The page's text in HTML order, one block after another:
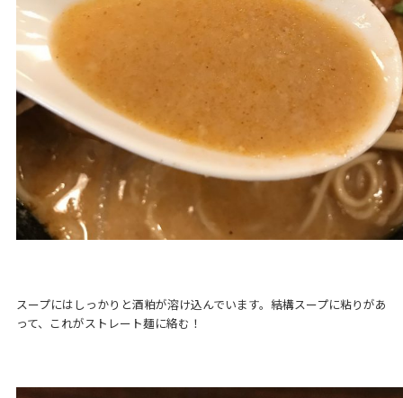
スープにはしっかりと酒粕が溶け込んでいます。結構スープに粘りがあ
って、これがストレート麺に絡む！